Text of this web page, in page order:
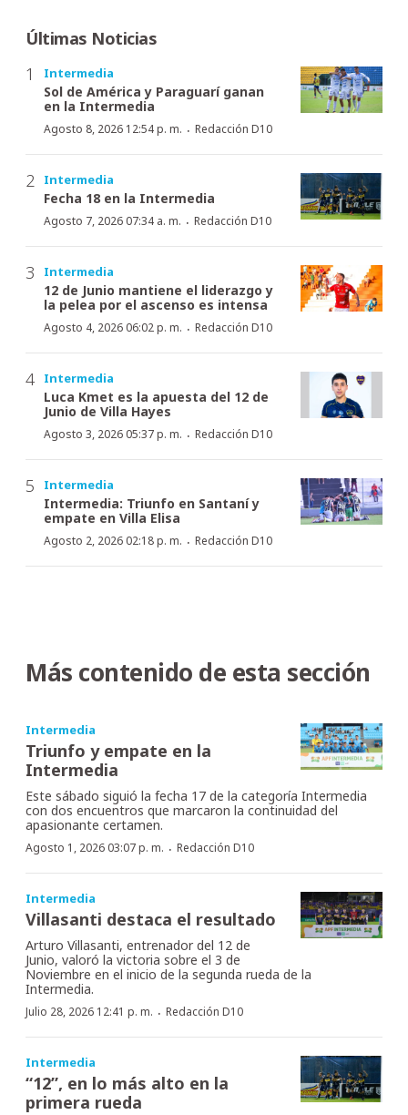
Últimas Noticias
Intermedia
Sol de América y Paraguarí ganan
en la Intermedia
Agosto 8, 2026 12:54 p. m. · Redacción D10
Intermedia
Fecha 18 en la Intermedia
Agosto 7, 2026 07:34 a. m. · Redacción D10
Intermedia
12 de Junio mantiene el liderazgo y
la pelea por el ascenso es intensa
Agosto 4, 2026 06:02 p. m. · Redacción D10
Intermedia
Luca Kmet es la apuesta del 12 de
Junio de Villa Hayes
Agosto 3, 2026 05:37 p. m. · Redacción D10
Intermedia
Intermedia: Triunfo en Santaní y
empate en Villa Elisa
Agosto 2, 2026 02:18 p. m. · Redacción D10
Más contenido de esta sección
Intermedia
Triunfo y empate en la
Intermedia
Este sábado siguió la fecha 17 de la categoría Intermedia
con dos encuentros que marcaron la continuidad del
apasionante certamen.
Agosto 1, 2026 03:07 p. m. · Redacción D10
Intermedia
Villasanti destaca el resultado
Arturo Villasanti, entrenador del 12 de
Junio, valoró la victoria sobre el 3 de
Noviembre en el inicio de la segunda rueda de la
Intermedia.
Julio 28, 2026 12:41 p. m. · Redacción D10
Intermedia
“12”, en lo más alto en la
primera rueda